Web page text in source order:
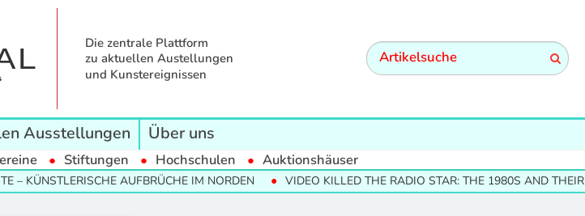
Die zentrale Plattform
zu aktuellen Austellungen
und Kunstereignissen
Ausstellungen Über uns
Stiftungen Hochschulen Auktionshäuser
AUFBRÜCHE IM NORDEN VIDEO KILLED THE RADIO STAR: THE 1980S AND THEIR